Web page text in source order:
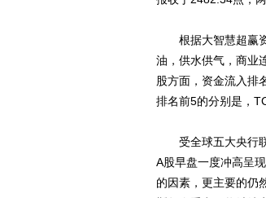
根据大智慧超赢资
油，供水供气，商业
股方面，资金流入排
排名前5的分别是，
受全球五大央行联
A股早盘一度冲高呈
的因素，更主要的仍